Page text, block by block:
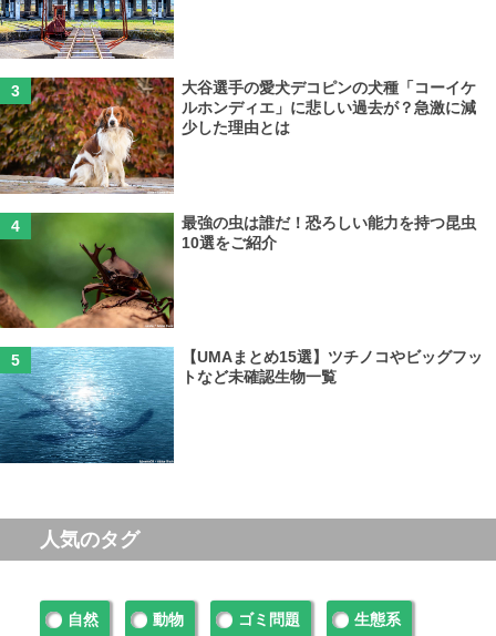
大谷選手の愛犬デコピンの犬種「コーイケ
ルホンディエ」に悲しい過去が？急激に減
少した理由とは
最強の虫は誰だ！恐ろしい能力を持つ昆虫
10選をご紹介
【UMAまとめ15選】ツチノコやビッグフッ
トなど未確認生物一覧
人気のタグ
自然 動物 ゴミ問題 生態系